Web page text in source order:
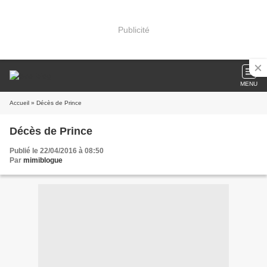
Publicité
MENU
Accueil » Décès de Prince
Décès de Prince
Publié le 22/04/2016 à 08:50
Par mimiblogue